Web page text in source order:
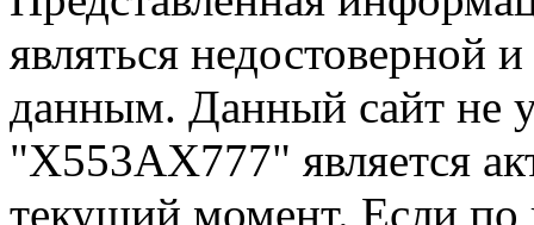
являться недостоверной
данным. Данный сайт не
"Х553АХ777" является
текущий момент. Если